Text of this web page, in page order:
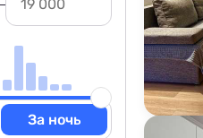
За ночь